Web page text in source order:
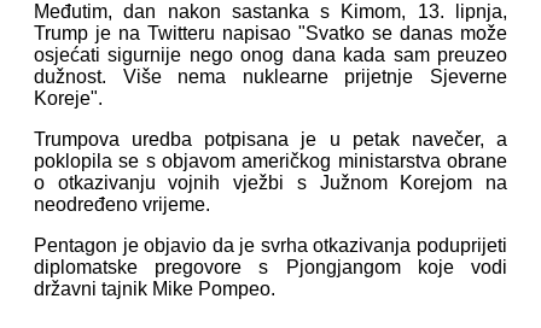
Međutim, dan nakon sastanka s Kimom, 13. lipnja,
Trump je na Twitteru napisao "Svatko se danas može
osjećati sigurnije nego onog dana kada sam preuzeo
dužnost. Više nema nuklearne prijetnje Sjeverne
Koreje".
Trumpova uredba potpisana je u petak navečer, a
poklopila se s objavom američkog ministarstva obrane
o otkazivanju vojnih vježbi s Južnom Korejom na
neodređeno vrijeme.
Pentagon je objavio da je svrha otkazivanja poduprijeti
diplomatske pregovore s Pjongjangom koje vodi
državni tajnik Mike Pompeo.